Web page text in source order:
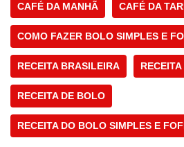
CAFÉ DA MANHÃ CAFÉ DA
COMO FAZER BOLO SIMPLES E
RECEITA BRASILEIRA
RECEITA DE BOLO
RECEITA DO BOLO SIMPLES E